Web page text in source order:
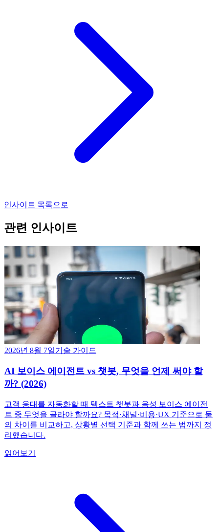
인사이트 목록으로
관련 인사이트
2026년 8월 7일기술 가이드
AI 보이스 에이전트 vs 챗봇, 무엇을 언제 써야 할
까? (2026)
고객 응대를 자동화할 때 텍스트 챗봇과 음성 보이스 에이전
트 중 무엇을 골라야 할까요? 목적·채널·비용·UX 기준으로 둘
의 차이를 비교하고, 상황별 선택 기준과 함께 쓰는 법까지 정
리했습니다.
읽어보기